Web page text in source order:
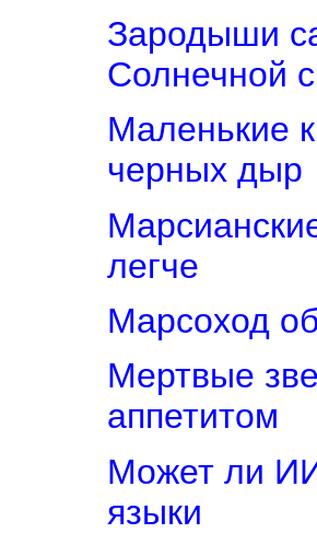
Зародыши
Солнечной
Маленькие
черных дыр
легче
Марсоход
Мертвые
аппетитом
Может ли
языки